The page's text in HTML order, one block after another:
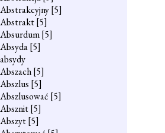
Abstrakcyjny[5]
Abstrakt[5]
Absurdum[5]
Absyda[5]
absydy
Abszach[5]
Abszlus [5]
Abszlusować [5]
Absznit[5]
Abszyt[5]